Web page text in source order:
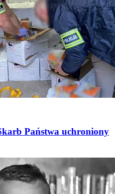
Państwa uchroniony